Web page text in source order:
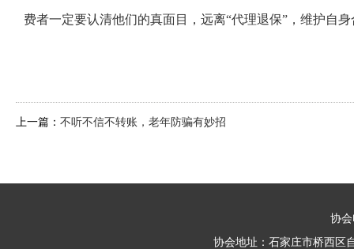
费者一定要认清他们的真面目，远离“代理退保”，维护自
上一篇： 不听不信不转账，老年防骗有妙招
协
协会地址：石家庄市桥西区